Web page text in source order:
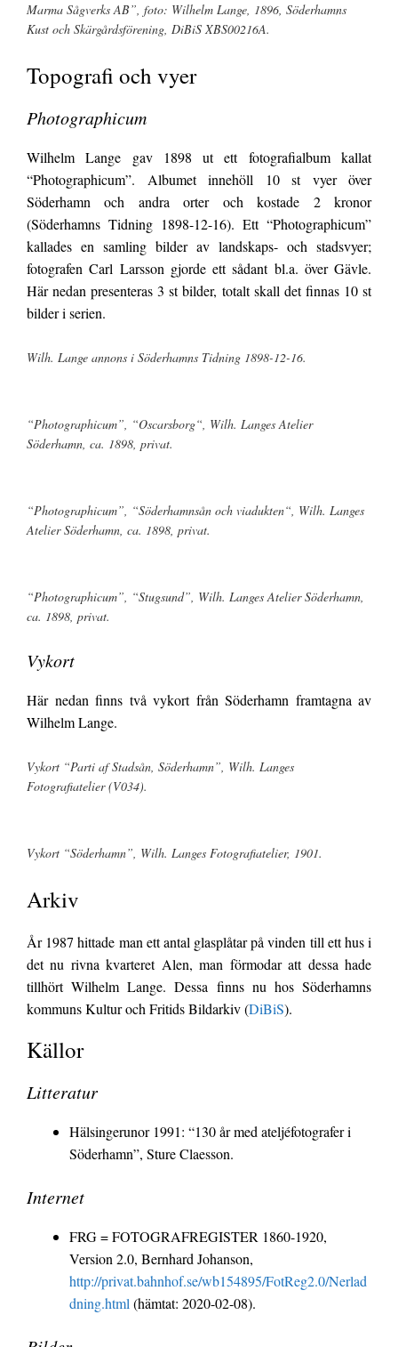
Marma Sågverks AB”, foto: Wilhelm Lange, 1896, Söderhamns
Kust och Skärgårdsförening, DiBiS XBS00216A.
Topografi och vyer
Photographicum
Wilhelm Lange gav 1898 ut ett fotografialbum kallat
“Photographicum”. Albumet innehöll 10 st vyer över
Söderhamn och andra orter och kostade 2 kronor
(Söderhamns Tidning 1898-12-16). Ett “Photographicum”
kallades en samling bilder av landskaps- och stadsvyer;
fotografen Carl Larsson gjorde ett sådant bl.a. över Gävle.
Här nedan presenteras 3 st bilder, totalt skall det finnas 10 st
bilder i serien.
Wilh. Lange annons i Söderhamns Tidning 1898-12-16.
“Photographicum”, “Oscarsborg“, Wilh. Langes Atelier
Söderhamn, ca. 1898, privat.
“Photographicum”, “Söderhamnsån och viadukten“, Wilh. Langes
Atelier Söderhamn, ca. 1898, privat.
“Photographicum”, “Stugsund”, Wilh. Langes Atelier Söderhamn,
ca. 1898, privat.
Vykort
Här nedan finns två vykort från Söderhamn framtagna av
Wilhelm Lange.
Vykort “Parti af Stadsån, Söderhamn”, Wilh. Langes
Fotografiatelier (V034).
Vykort “Söderhamn”, Wilh. Langes Fotografiatelier, 1901.
Arkiv
År 1987 hittade man ett antal glasplåtar på vinden till ett hus i
det nu rivna kvarteret Alen, man förmodar att dessa hade
tillhört Wilhelm Lange. Dessa finns nu hos Söderhamns
kommuns Kultur och Fritids Bildarkiv (DiBiS).
Källor
Litteratur
Hälsingerunor 1991: “130 år med ateljéfotografer i
Söderhamn”, Sture Claesson.
Internet
FRG = FOTOGRAFREGISTER 1860-1920,
Version 2.0, Bernhard Johanson,
http://privat.bahnhof.se/wb154895/FotReg2.0/Nerlad
dning.html (hämtat: 2020-02-08).